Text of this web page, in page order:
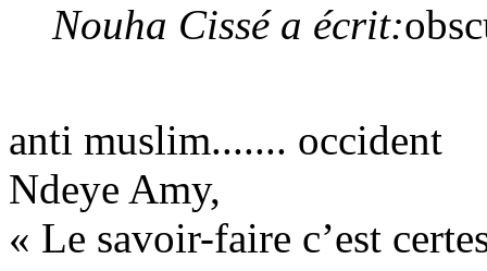
Nouha Cissé a écrit:
anti muslim....... occident
Ndeye Amy,
« Le savoir-faire c’est